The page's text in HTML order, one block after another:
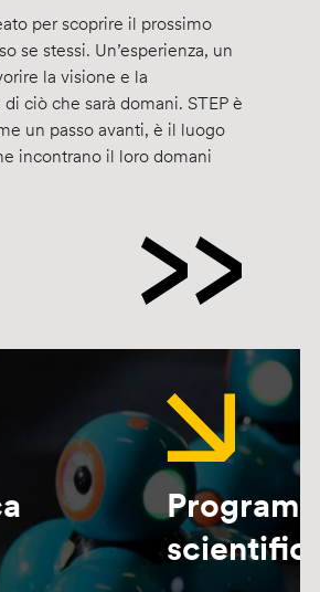
per scoprire il prossimo
se stessi. Un’esperienza, un
la visione e la
ciò che sarà domani. STEP è
un passo avanti, è il luogo
incontrano il loro domani